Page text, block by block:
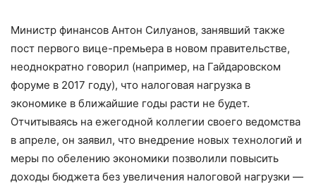
Министр финансов Антон Силуанов, занявший также
пост первого вице-премьера в новом правительстве,
неоднократно говорил (например, на Гайдаровском
форуме в 2017 году), что налоговая нагрузка в
экономике в ближайшие годы расти не будет.
Отчитываясь на ежегодной коллегии своего ведомства
в апреле, он заявил, что внедрение новых технологий и
меры по обелению экономики позволили повысить
доходы бюджета без увеличения налоговой нагрузки —